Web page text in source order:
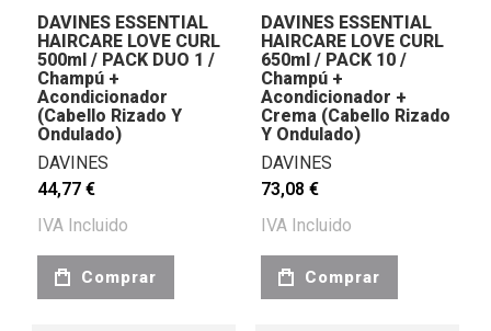
DAVINES ESSENTIAL
HAIRCARE LOVE CURL
500ml / PACK DUO 1 /
Champú +
Acondicionador
(cabello Rizado Y
Ondulado)
DAVINES
44,77 €
IVA Incluido
Comprar
DAVINES ESSENTIAL
HAIRCARE LOVE CURL
650ml / PACK 10 /
Champú +
Acondicionador +
Crema (cabello Rizado
Y Ondulado)
DAVINES
73,08 €
IVA Incluido
Comprar